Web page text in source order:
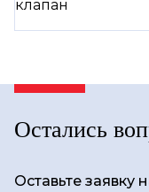
Остались
Оставьте заявку